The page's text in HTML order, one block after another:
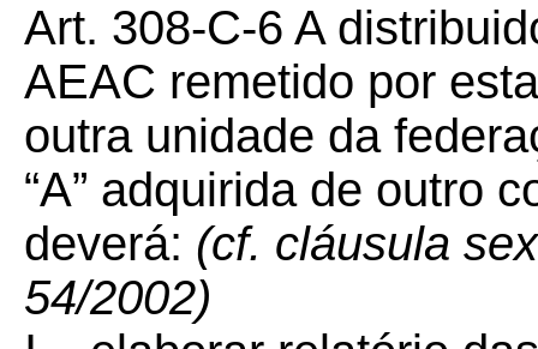
Art. 308-C-6 A
AEAC remetido por
outra unidade da
“A” adquirida de outro
deverá: (cf. cláusula
54/2002)